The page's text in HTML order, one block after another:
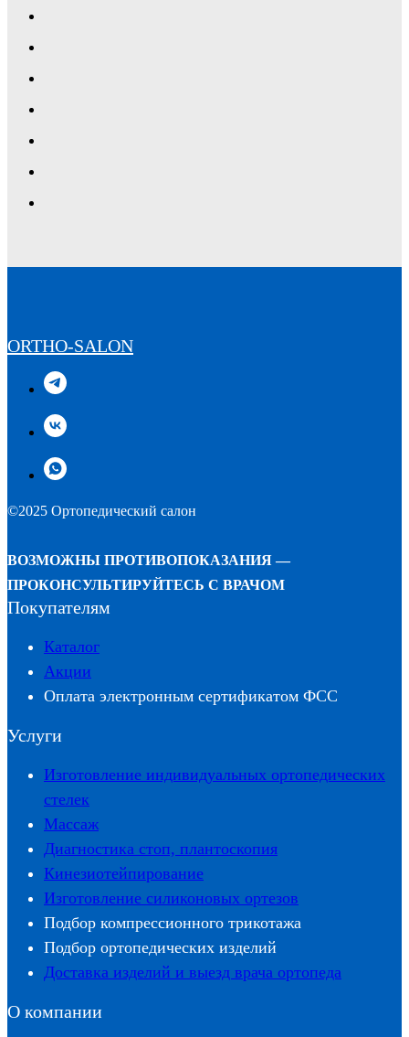
ORTHO-SALON
©2025 Ортопедический салон
ВОЗМОЖНЫ ПРОТИВОПОКАЗАНИЯ —
ПРОКОНСУЛЬТИРУЙТЕСЬ С ВРАЧОМ
Покупателям
Каталог
Акции
Оплата электронным сертификатом ФСС
Услуги
Изготовление индивидуальных ортопедических
стелек
Массаж
Диагностика стоп, плантоскопия
Кинезиотейпирование
Изготовление силиконовых ортезов
Подбор компрессионного трикотажа
Подбор ортопедических изделий
Доставка изделий и выезд врача ортопеда
О компании